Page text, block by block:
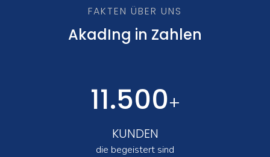
FAKTEN ÜBER UNS
AkadIng in Zahlen
11.500+
KUNDEN
die begeistert sind